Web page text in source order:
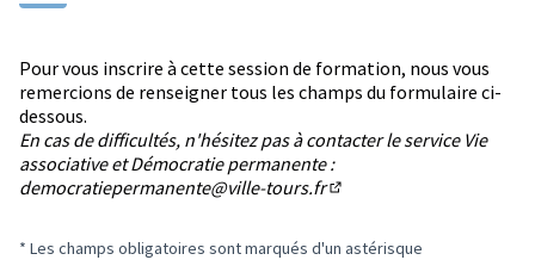
Pour vous inscrire à cette session de formation, nous vous
remercions de renseigner tous les champs du formulaire ci-
dessous.
En cas de difficultés, n'hésitez pas à contacter le service Vie
associative et Démocratie permanente :
democratiepermanente@ville-tours.fr
* Les champs obligatoires sont marqués d'un astérisque